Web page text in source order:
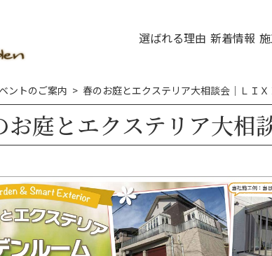
選ばれる理由 新着情報
ントのご案内 春のお庭とエクステリア大相談会｜ＬＩ
お庭とエクステリア大相